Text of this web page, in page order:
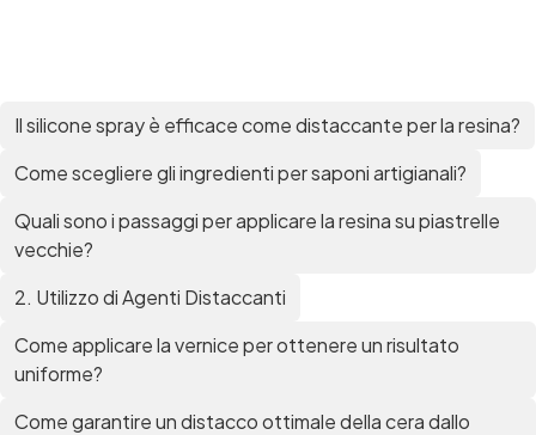
Il silicone spray è efficace come distaccante per la resina?
Come scegliere gli ingredienti per saponi artigianali?
Quali sono i passaggi per applicare la resina su piastrelle
vecchie?
2. Utilizzo di Agenti Distaccanti
Come applicare la vernice per ottenere un risultato
uniforme?
Come garantire un distacco ottimale della cera dallo